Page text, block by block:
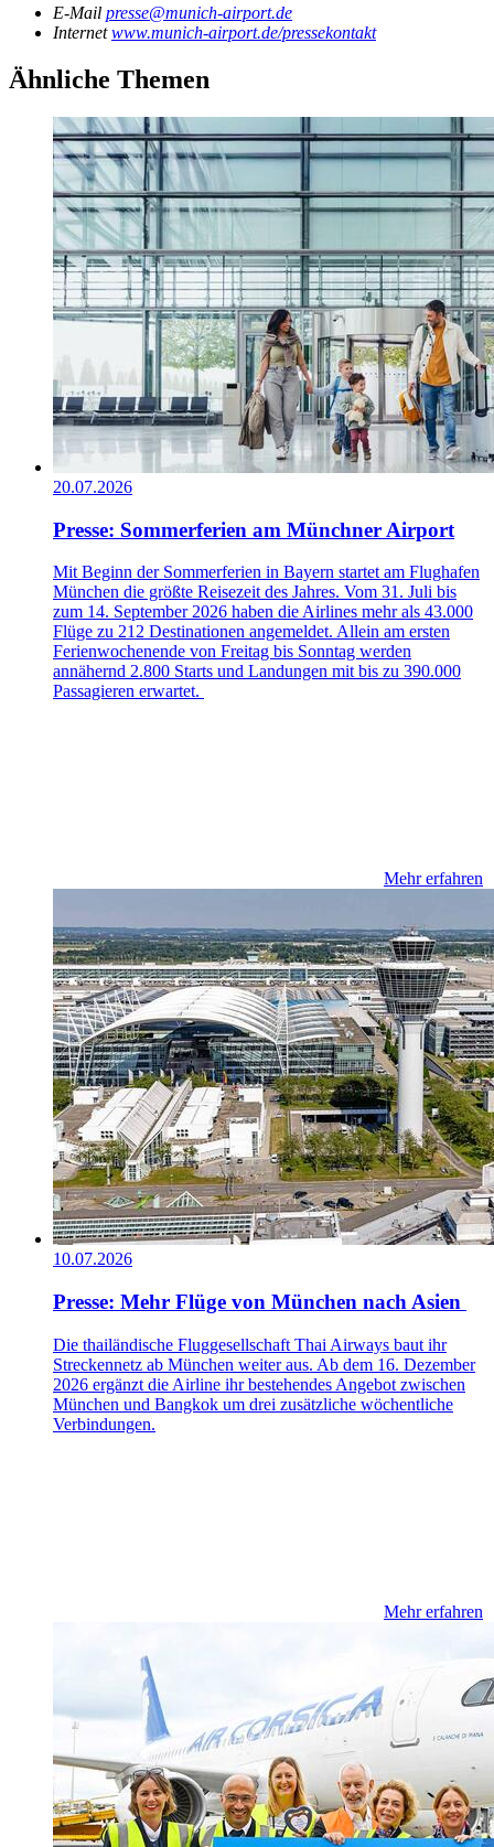
E-Mail presse@munich-airport.de
Internet www.munich-airport.de/pressekontakt
Ähnliche Themen
20.07.2026
Presse: Sommerferien am Münchner Airport
Mit Beginn der Sommerferien in Bayern startet am Flughafen
München die größte Reisezeit des Jahres. Vom 31. Juli bis
zum 14. September 2026 haben die Airlines mehr als 43.000
Flüge zu 212 Destinationen angemeldet. Allein am ersten
Ferienwochenende von Freitag bis Sonntag werden
annähernd 2.800 Starts und Landungen mit bis zu 390.000
Passagieren erwartet.
Mehr erfahren
10.07.2026
Presse: Mehr Flüge von München nach Asien
Die thailändische Fluggesellschaft Thai Airways baut ihr
Streckennetz ab München weiter aus. Ab dem 16. Dezember
2026 ergänzt die Airline ihr bestehendes Angebot zwischen
München und Bangkok um drei zusätzliche wöchentliche
Verbindungen.
Mehr erfahren